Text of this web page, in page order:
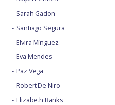
Sarah Gadon
Santiago Segura
Elvira Mínguez
Eva Mendes
Paz Vega
Robert De Niro
Elizabeth Banks